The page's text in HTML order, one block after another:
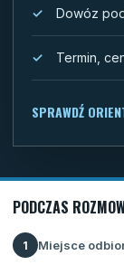
Dowóz
Termin,
SPRAWDŹ
PODCZAS
1 Miejsce